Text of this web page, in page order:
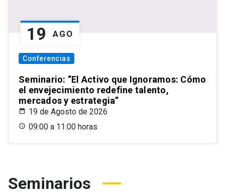
19 AGO
Conferencias
Seminario: “El Activo que Ignoramos: Cómo
el envejecimiento redefine talento,
mercados y estrategia”
19 de Agosto de 2026
09:00 a 11:00 horas
Seminarios